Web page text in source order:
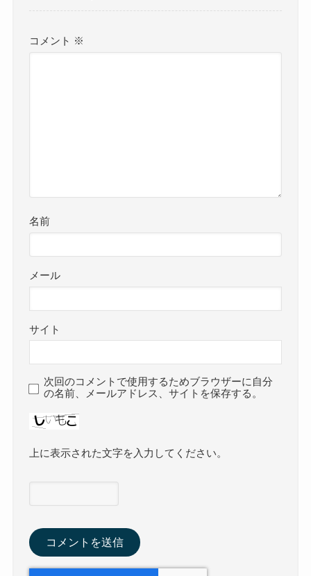
コメント ※
名前
メール
サイト
次回のコメントで使用するためブラウザーに自分
の名前、メールアドレス、サイトを保存する。
上に表示された文字を入力してください。